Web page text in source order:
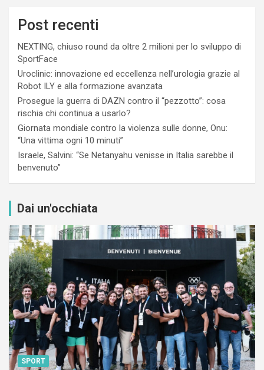
Post recenti
NEXTING, chiuso round da oltre 2 milioni per lo sviluppo di
SportFace
Uroclinic: innovazione ed eccellenza nell’urologia grazie al
Robot ILY e alla formazione avanzata
Prosegue la guerra di DAZN contro il “pezzotto”: cosa
rischia chi continua a usarlo?
Giornata mondiale contro la violenza sulle donne, Onu:
“Una vittima ogni 10 minuti”
Israele, Salvini: “Se Netanyahu venisse in Italia sarebbe il
benvenuto”
Dai un'occhiata
SPORT